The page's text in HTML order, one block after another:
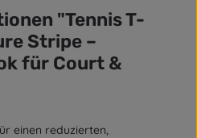
"Tennis T-
Stripe –
für Court &
einen reduzierten,